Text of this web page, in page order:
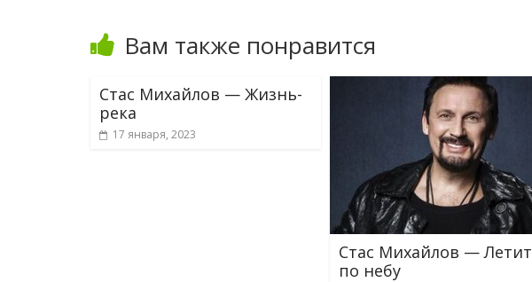
Вам также понравится
Стас Михайлов — Жизнь-
река
17 января, 2023
Стас Михайлов — Летит
по небу